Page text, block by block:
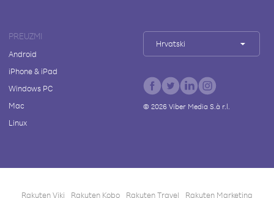
PREUZMI
Android
iPhone & iPad
Windows PC
Mac
Linux
Hrvatski
© 2026Viber Media S.à r.l.
Rakuten Viki Rakuten Kobo Rakuten Travel Rakuten Marketing